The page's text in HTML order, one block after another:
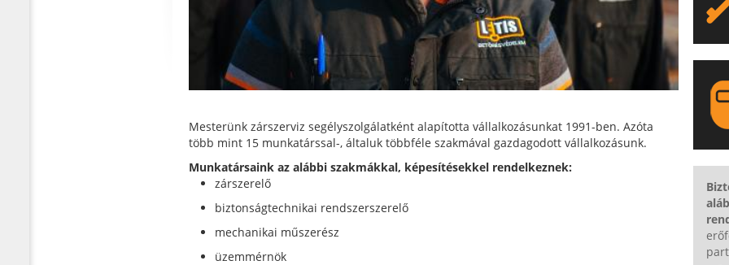
Mesterünk zárszerviz segélyszolgálatként alapította vállalkozásunkat 1991-ben. Azóta
több mint 15 munkatárssal-, általuk többféle szakmával gazdagodott vállalkozásunk.
Munkatársaink az alábbi szakmákkal, képesítésekkel rendelkeznek:
zárszerelő
biztonságtechnikai rendszerszerelő
mechanikai műszerész
üzemmérnök